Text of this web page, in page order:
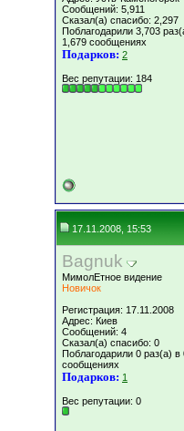
Сообщений: 5,911
Сказал(а) спасибо: 2,297
Поблагодарили 3,703
1,679 сообщениях
Подарков: 2
Вес репутации: 184
17.11.2008, 15:53
Bagnuk
МимолЕтное видение
Новичок
Регистрация: 17.11.2008
Адрес: Киев
Сообщений: 4
Сказал(а) спасибо: 0
Поблагодарили 0 раз(а) в
сообщениях
Подарков: 1
Вес репутации: 0